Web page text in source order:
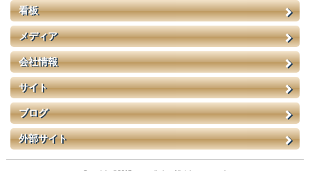
看板
メディア
会社情報
サイト
ブログ
外部サイト